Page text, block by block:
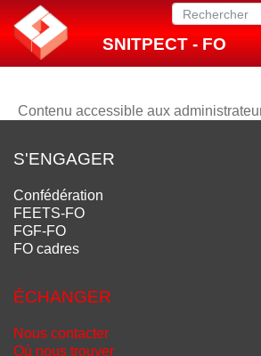
SNITPECT - FO
Contenu accessible aux
S'ENGAGER
Confédération
FEETS-FO
FGF-FO
FO cadres
ÉCHANGER
Nous contacter
Où nous trouver